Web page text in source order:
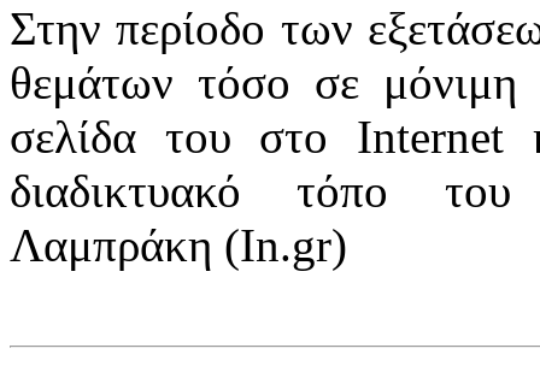
Στην περίοδο των
θεμάτων τόσο σε μόνιμη
σελίδα του στο Internet
διαδικτυακό τόπο του
Λαμπράκη (In.gr)